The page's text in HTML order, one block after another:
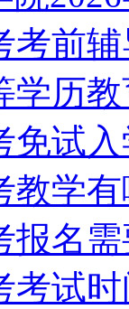
考前
学历
免试
教学
报名
考试